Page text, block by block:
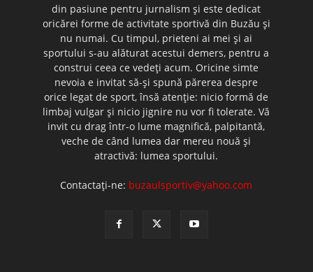
din pasiune pentru jurnalism şi este dedicat
oricărei forme de activitate sportivă din Buzău şi
nu numai. Cu timpul, prieteni ai mei şi ai
sportului s-au alăturat acestui demers, pentru a
construi ceea ce vedeţi acum. Oricine simte
nevoia e invitat să-şi spună părerea despre
orice legat de sport, însă atenţie: nicio formă de
limbaj vulgar şi nicio jignire nu vor fi tolerate. Vă
invit cu drag într-o lume magnifică, palpitantă,
veche de când lumea dar mereu nouă şi
atractivă: lumea sportului.
Contactați-ne: buzaulsportiv@yahoo.com